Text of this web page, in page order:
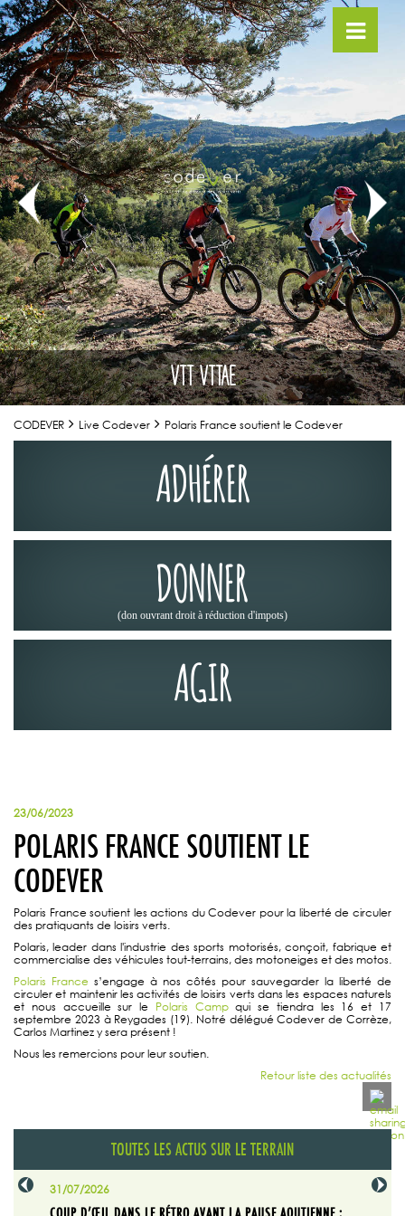
VTT VTTAE
CODEVER Live Codever Polaris France soutient le Codever
ADHÉRER
DONNER
(don ouvrant droit à réduction d'impots)
AGIR
23/06/2023
POLARIS FRANCE SOUTIENT LE
CODEVER
Polaris France soutient les actions du Codever pour la liberté de circuler
des pratiquants de loisirs verts.
Polaris, leader dans l'industrie des sports motorisés, conçoit, fabrique et
commercialise des véhicules tout-terrains, des motoneiges et des motos.
Polaris France s’engage à nos côtés pour sauvegarder la liberté de
circuler et maintenir les activités de loisirs verts dans les espaces naturels
et nous accueille sur le Polaris Campqui se tiendra les 16 et 17
septembre 2023 à Reygades (19). Notré délégué Codever de Corrèze,
Carlos Martinez y sera présent !
Nous les remercions pour leur soutien.
Retour liste des actualités
TOUTES LES ACTUS SUR LE TERRAIN
31/07/2026
COUP D’ŒIL DANS LE RÉTRO AVANT LA PAUSE AOUTIENNE :
29/07/